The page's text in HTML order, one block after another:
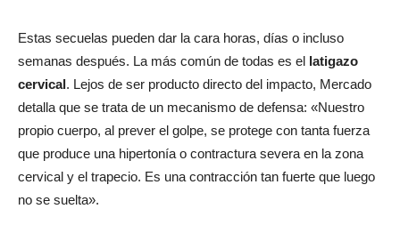
Estas secuelas pueden dar la cara horas, días o incluso
semanas después. La más común de todas es el latigazo
cervical. Lejos de ser producto directo del impacto, Mercado
detalla que se trata de un mecanismo de defensa: «Nuestro
propio cuerpo, al prever el golpe, se protege con tanta fuerza
que produce una hipertonía o contractura severa en la zona
cervical y el trapecio. Es una contracción tan fuerte que luego
no se suelta».